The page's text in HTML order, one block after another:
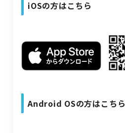
iOSの方はこちら
Android OSの方はこちら